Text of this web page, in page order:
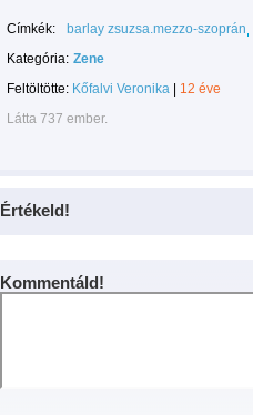
Címkék:
barlay zsuzsa.mezzo-szoprán
Kategória: Zene
Feltöltötte: Kőfalvi Veronika
12 éve
Látta 737 ember.
Értékeld!
Kommentáld!